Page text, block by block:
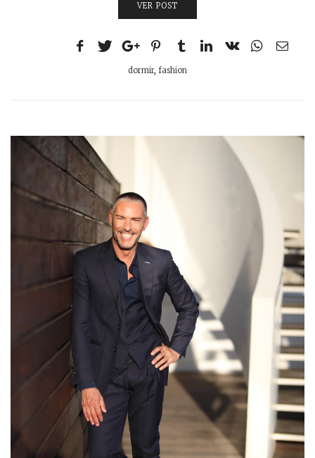
VER POST
dormir, fashion